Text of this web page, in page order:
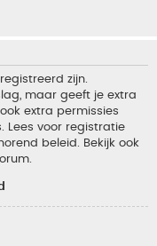
zijn.
maar geeft je extra
extra permissies
Lees voor registratie
beleid. Bekijk ook